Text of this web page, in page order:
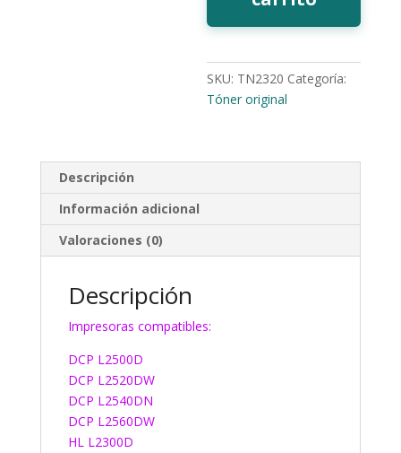
SKU: TN2320 Categoría:
Tóner original
Descripción
Información adicional
Valoraciones (0)
Descripción
Impresoras compatibles:
DCP L2500D
DCP L2520DW
DCP L2540DN
DCP L2560DW
HL L2300D